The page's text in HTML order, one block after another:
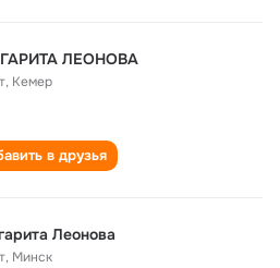
ЛЕОНОВА
, Кемер
в друзья
Леонова
, Минск